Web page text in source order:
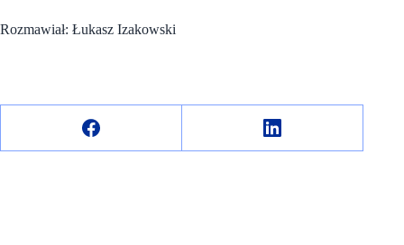
Rozmawiał: Łukasz Izakowski